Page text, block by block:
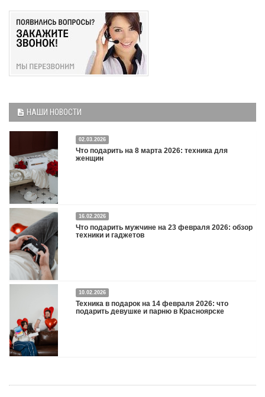
НАШИ НОВОСТИ
02.03.2026
Что подарить на 8 марта 2026: техника для
женщин
Что подарить на 8 марта 2026: техника для женщин
16.02.2026
Что подарить мужчине на 23 февраля 2026: обзор
техники и гаджетов
Двадцать третье февраля — праздник, на который мужчины делают вид, что им
все равно. А потом три дня рассказывают коллегам, какую колонку / приставку /
камеру им подарили. Не верьте словам — верьте глазам, которые загораются
при виде новой коробки.
10.02.2026
Техника в подарок на 14 февраля 2026: что
подарить девушке и парню в Красноярске
марта — контрольный выстрел по кошельку. Начнем с первого — потому что он